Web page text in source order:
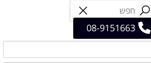
08-9151663